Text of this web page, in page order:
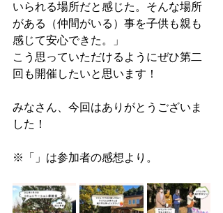
いられる場所だと感じた。そんな場所
がある（仲間がいる）事を子供も親も
感じて安心できた。」
こう思っていただけるようにぜひ第二
回も開催したいと思います！
みなさん、今回はありがとうございま
した！
※「」は参加者の感想より。